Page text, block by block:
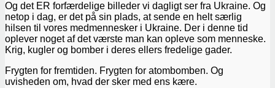
Og det ER forfærdelige billeder vi dagligt ser fra Ukraine. Og
netop i dag, er det på sin plads, at sende en helt særlig
hilsen til vores medmennesker i Ukraine. Der i denne tid
oplever noget af det værste man kan opleve som menneske.
Krig, kugler og bomber i deres ellers fredelige gader.
Frygten for fremtiden. Frygten for atombomben. Og
uvisheden om, hvad der sker med ens kære.